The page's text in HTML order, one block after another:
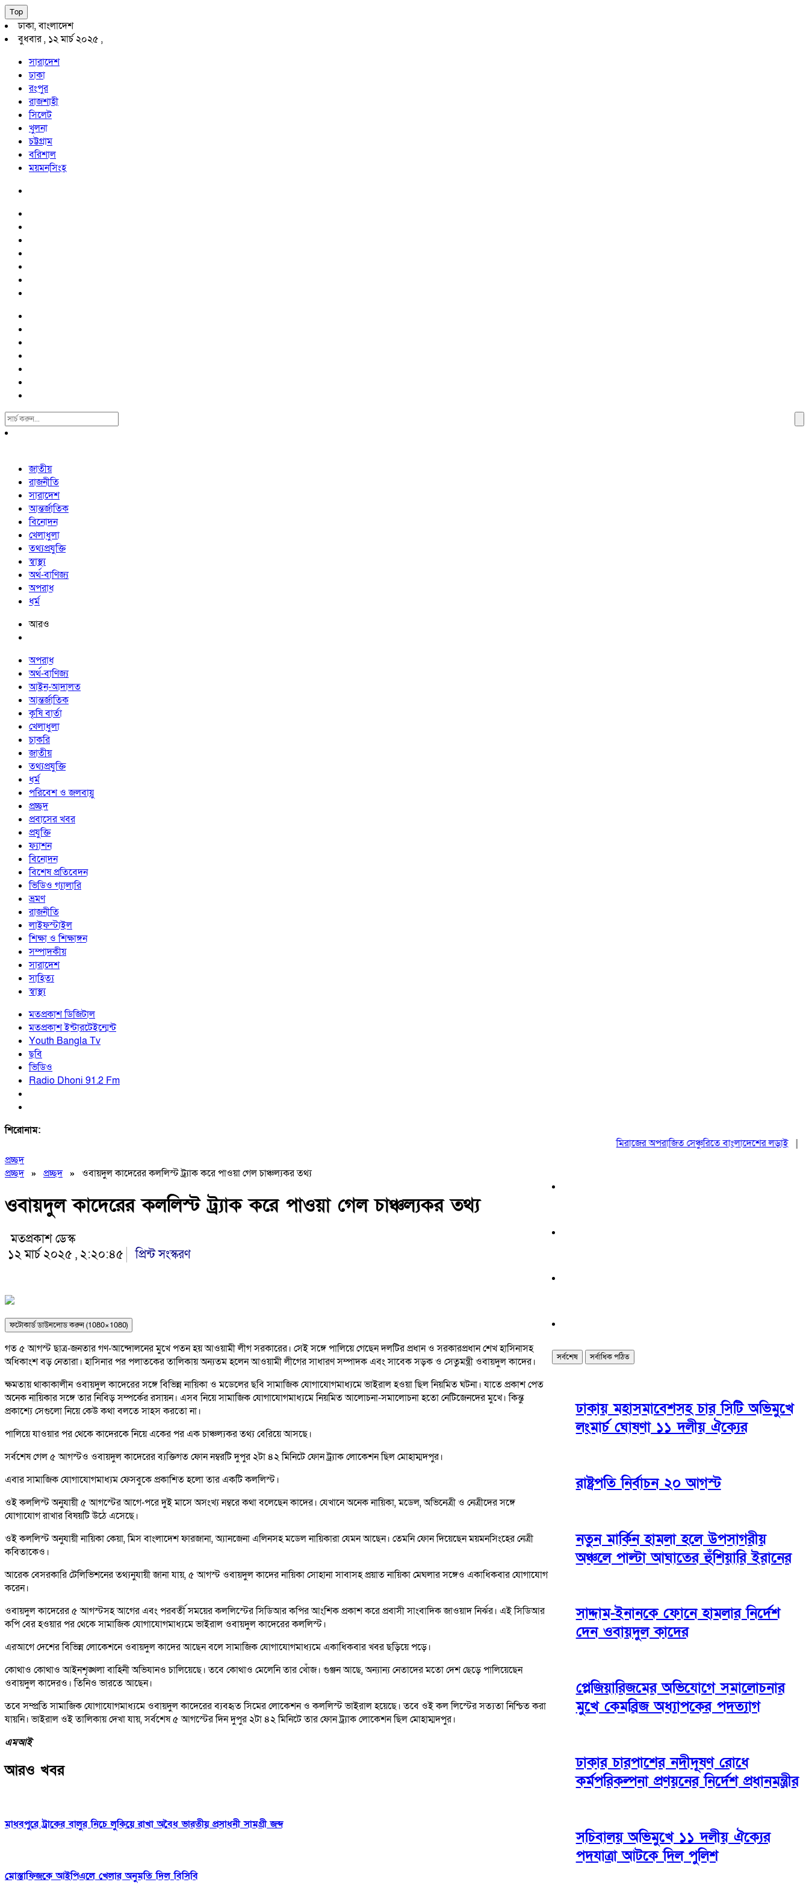
Top
ঢাকা, বাংলাদেশ
বুধবার , ১২ মার্চ ২০২৫ ,
সারাদেশ
ঢাকা
রংপুর
রাজশাহী
সিলেট
খুলনা
চট্টগ্রাম
বরিশাল
ময়মনসিংহ
Search
For:
জাতীয়
রাজনীতি
সারাদেশ
আন্তর্জাতিক
বিনোদন
খেলাধুলা
তথ্যপ্রযুক্তি
স্বাস্থ্য
অর্থ-বাণিজ্য
অপরাধ
ধর্ম
আরও
অপরাধ
অর্থ-বাণিজ্য
আইন-আদালত
আন্তর্জাতিক
কৃষি বার্তা
খেলাধুলা
চাকরি
জাতীয়
তথ্যপ্রযুক্তি
ধর্ম
পরিবেশ ও জলবায়ু
প্রচ্ছদ
প্রবাসের খবর
প্রযুক্তি
ফ্যাশন
বিনোদন
বিশেষ প্রতিবেদন
ভিডিও গ্যালারি
ভ্রমণ
রাজনীতি
লাইফস্টাইল
শিক্ষা ও শিক্ষাঙ্গন
সম্পাদকীয়
সারাদেশ
সাহিত্য
স্বাস্থ্য
মতপ্রকাশ ডিজিটাল
মতপ্রকাশ ইন্টারটেইন্মেন্ট
Youth Bangla Tv
ছবি
ভিডিও
Radio Dhoni 91.2 Fm
শিরোনাম:
মিরাজের অপরাজিত সেঞ্চুরিতে বাংলাদেশের লড়াই|
প্রচ্ছদ
প্রচ্ছদ» প্রচ্ছদ» ওবায়দুল কাদেরের কললিস্ট ট্র্যাক করে পাওয়া গেল চাঞ্চল্যকর তথ্য
ওবায়দুল কাদেরের কললিস্ট ট্র্যাক করে পাওয়া গেল চাঞ্চল্যকর তথ্য
মতপ্রকাশ ডেস্ক
১২ মার্চ ২০২৫ , ২:২০:৪৫
প্রিন্ট সংস্করণ
ফটোকার্ড ডাউনলোড করুন (1080×1080)
গত ৫ আগস্ট ছাত্র-জনতার গণ-আন্দোলনের মুখে পতন হয় আওয়ামী লীগ সরকারের। সেই সঙ্গে পালিয়ে গেছেন দলটির প্রধান ও সরকারপ্রধান শেখ হাসিনাসহ
অধিকাংশ বড় নেতারা। হাসিনার পর পলাতকের তালিকায় অন্যতম হলেন আওয়ামী লীগের সাধারণ সম্পাদক এবং সাবেক সড়ক ও সেতুমন্ত্রী ওবায়দুল কাদের।
ক্ষমতায় থাকাকালীন ওবায়দুল কাদেরের সঙ্গে বিভিন্ন নায়িকা ও মডেলের ছবি সামাজিক যোগাযোগমাধ্যমে ভাইরাল হওয়া ছিল নিয়মিত ঘটনা। যাতে প্রকাশ পেত
অনেক নায়িকার সঙ্গে তার নিবিড় সম্পর্কের রসায়ন। এসব নিয়ে সামাজিক যোগাযোগমাধ্যমে নিয়মিত আলোচনা-সমালোচনা হতো নেটিজেনদের মুখে। কিন্তু
প্রকাশ্যে সেগুলো নিয়ে কেউ কথা বলতে সাহস করতো না।
পালিয়ে যাওয়ার পর থেকে কাদেরকে নিয়ে একের পর এক চাঞ্চল্যকর তথ্য বেরিয়ে আসছে।
সর্বশেষ গেল ৫ আগস্টও ওবায়দুল কাদেরের ব্যক্তিগত ফোন নম্বরটি দুপুর ২টা ৪২ মিনিটে ফোন ট্র্যাক লোকেশন ছিল মোহাম্মদপুর।
এবার সামাজিক যোগাযোগমাধ্যম ফেসবুকে প্রকাশিত হলো তার একটি কললিস্ট।
ওই কললিস্ট অনুযায়ী ৫ আগস্টের আগে-পরে দুই মাসে অসংখ্য নম্বরে কথা বলেছেন কাদের। যেখানে অনেক নায়িকা, মডেল, অভিনেত্রী ও নেত্রীদের সঙ্গে
যোগাযোগ রাখার বিষয়টি উঠে এসেছে।
ওই কললিস্ট অনুযায়ী নায়িকা কেয়া, মিস বাংলাদেশ ফারজানা, অ্যানজেনা এলিনসহ মডেল নায়িকারা যেমন আছেন। তেমনি ফোন দিয়েছেন ময়মনসিংহের নেত্রী
কবিতাকেও।
আরেক বেসরকারি টেলিভিশনের তথ্যনুযায়ী জানা যায়, ৫ আগস্ট ওবায়দুল কাদের নায়িকা সোহানা সাবাসহ প্রয়াত নায়িকা মেঘলার সঙ্গেও একাধিকবার যোগাযোগ
করেন।
ওবায়দুল কাদেরের ৫ আগস্টসহ আগের এবং পরবর্তী সময়ের কললিস্টের সিডিআর কপির আংশিক প্রকাশ করে প্রবাসী সাংবাদিক জাওয়াদ নির্ঝর। এই সিডিআর
কপি বের হওয়ার পর থেকে সামাজিক যোগাযোগমাধ্যমে ভাইরাল ওবায়দুল কাদেরের কললিস্ট।
এরআগে দেশের বিভিন্ন লোকেশনে ওবায়দুল কাদের আছেন বলে সামাজিক যোগাযোগমাধ্যমে একাধিকবার খবর ছড়িয়ে পড়ে।
কোথাও কোথাও আইনশৃঙ্খলা বাহিনী অভিযানও চালিয়েছে। তবে কোথাও মেলেনি তার খোঁজ। গুঞ্জন আছে, অন্যান্য নেতাদের মতো দেশ ছেড়ে পালিয়েছেন
ওবায়দুল কাদেরও। তিনিও ভারতে আছেন।
তবে সম্প্রতি সামাজিক যোগাযোগমাধ্যমে ওবায়দুল কাদেরের ব্যবহৃত সিমের লোকেশন ও কললিস্ট ভাইরাল হয়েছে। তবে ওই কল লিস্টের সত্যতা নিশ্চিত করা
যায়নি। ভাইরাল ওই তালিকায় দেখা যায়, সর্বশেষ ৫ আগস্টের দিন দুপুর ২টা ৪২ মিনিটে তার ফোন ট্র্যাক লোকেশন ছিল মোহাম্মদপুর।
এমআই
আরও খবর
মাধবপুরে ট্রাকের বালুর নিচে লুকিয়ে রাখা অবৈধ ভারতীয় প্রসাধনী সামগ্রী জব্দ
মোস্তাফিজকে আইপিএলে খেলার অনুমতি দিল বিসিবি
সর্বশেষ সর্বাধিক পঠিত
ঢাকায় মহাসমাবেশসহ চার সিটি অভিমুখে
লংমার্চ ঘোষণা ১১ দলীয় ঐক্যের
রাষ্ট্রপতি নির্বাচন ২০ আগস্ট
নতুন মার্কিন হামলা হলে উপসাগরীয়
অঞ্চলে পাল্টা আঘাতের হুঁশিয়ারি ইরানের
সাদ্দাম-ইনানকে ফোনে হামলার নির্দেশ
দেন ওবায়দুল কাদের
প্লেজিয়ারিজমের অভিযোগে সমালোচনার
মুখে কেমব্রিজ অধ্যাপকের পদত্যাগ
ঢাকার চারপাশের নদীদূষণ রোধে
কর্মপরিকল্পনা প্রণয়নের নির্দেশ প্রধানমন্ত্রীর
সচিবালয় অভিমুখে ১১ দলীয় ঐক্যের
পদযাত্রা আটকে দিল পুলিশ